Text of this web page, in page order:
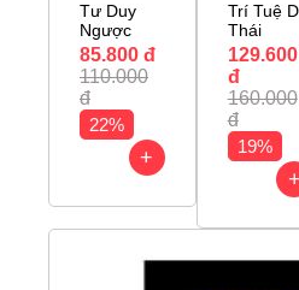
Tư Duy
Ngược
85.800 đ
110.000
đ
22%
+
Trí Tuệ
Thái
129.600
đ
160.000
đ
19%
+